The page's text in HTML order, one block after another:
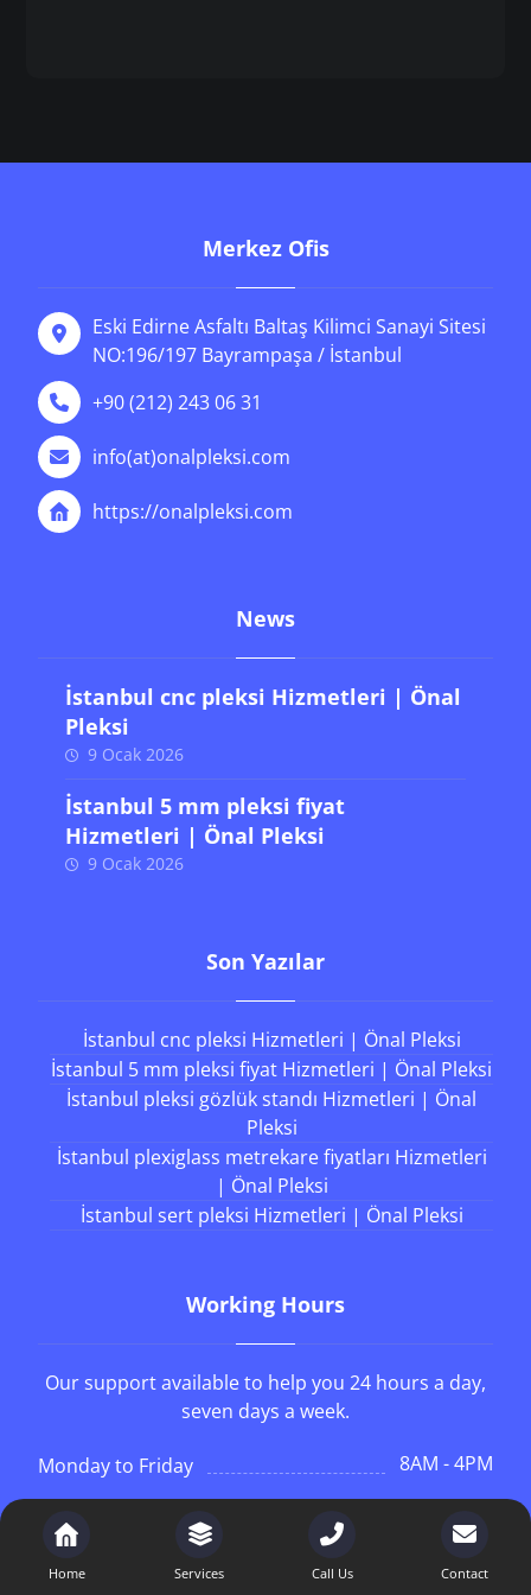
Merkez Ofis
Eski Edirne Asfaltı Baltaş Kilimci Sanayi Sitesi
NO:196/197 Bayrampaşa / İstanbul
+90 (212) 243 06 31
info(at)onalpleksi.com
https://onalpleksi.com
News
İstanbul cnc pleksi Hizmetleri | Önal
Pleksi
9 Ocak 2026
İstanbul 5 mm pleksi fiyat
Hizmetleri | Önal Pleksi
9 Ocak 2026
Son Yazılar
İstanbul cnc pleksi Hizmetleri | Önal Pleksi
İstanbul 5 mm pleksi fiyat Hizmetleri | Önal Pleksi
İstanbul pleksi gözlük standı Hizmetleri | Önal
Pleksi
İstanbul plexiglass metrekare fiyatları Hizmetleri
| Önal Pleksi
İstanbul sert pleksi Hizmetleri | Önal Pleksi
Working Hours
Our support available to help you 24 hours a day,
seven days a week.
Monday to Friday
8AM - 4PM
Home Services Call Us Contact